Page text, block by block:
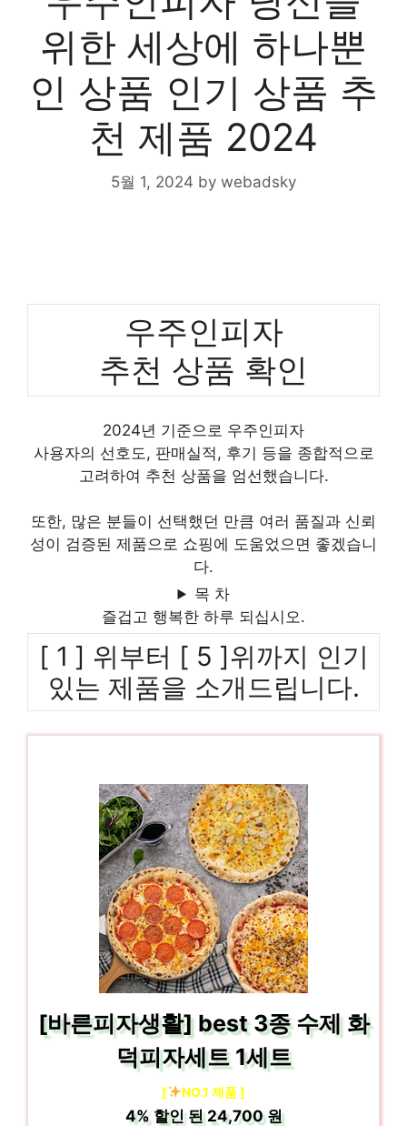
위한 세상에 하나뿐
인 상품 인기 상품 추
천 제품 2024
5월 1, 2024 by webadsky
우주인피자
추천 상품 확인
2024년 기준으로 우주인피자
사용자의 선호도, 판매실적, 후기 등을 종합적으로
고려하여 추천 상품을 엄선했습니다.
또한, 많은 분들이 선택했던 만큼 여러 품질과 신뢰
성이 검증된 제품으로 쇼핑에 도움었으면 좋겠습니
다.
목 차
즐겁고 행복한 하루 되십시오.
[ 1 ] 위부터 [ 5 ]위까지 인기
있는 제품을 소개드립니다.
[바른피자생활] best 3종 수제 화
덕피자세트 1세트
[ NO.1 제품 ]
4%할인 된24,700 원